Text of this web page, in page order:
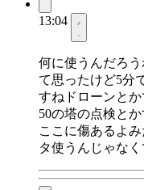
13:04
何に使うんだろ
て思ったけど5分
すねドローンと
50の塔の点検と
ここに傷あるよ
タ使うんじゃな